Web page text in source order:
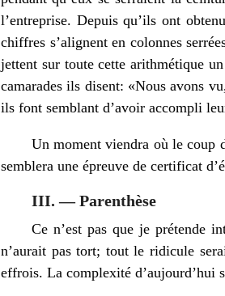
l’entreprise. Depuis qu’ils ont
chiffres s’alignent en colonnes
jettent sur toute cette arithmétique
camarades ils disent: «Nous avons
ils font semblant d’avoir accompli
Un moment viendra où le coup
semblera une épreuve de certificat
III. — Parenthèse
Ce n’est pas que je prétende
n’aurait pas tort; tout le ridicule
effrois. La complexité d’aujourd’hui